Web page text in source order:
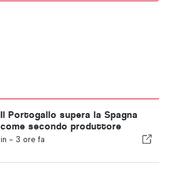
Il Portogallo supera la Spagna
come secondo produttore
europeo di calzature
in - 3 ore fa